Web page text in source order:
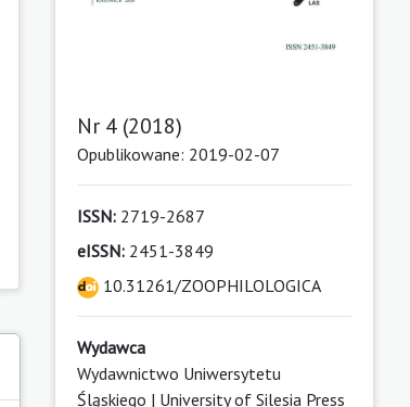
Nr 4 (2018)
Opublikowane: 2019-02-07
ISSN:2719-2687
eISSN:2451-3849
10.31261/ZOOPHILOLOGICA
Wydawca
Wydawnictwo Uniwersytetu
Śląskiego | University of Silesia Press